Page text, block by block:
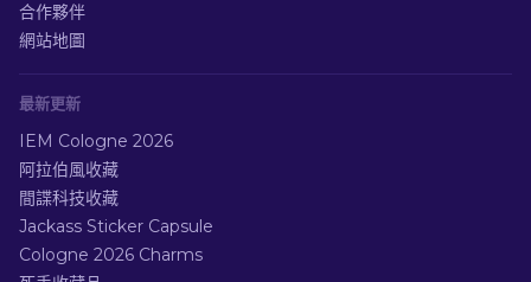
合作夥伴
網站地圖
最新更新
IEM Cologne 2026
阿拉伯風收藏
間諜科技收藏
Jackass Sticker Capsule
Cologne 2026 Charms